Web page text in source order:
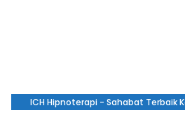
ICH Hipnoterapi - Sahabat Terbaik